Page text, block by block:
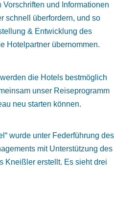
und Informationen
schnell überfordern, und so
& Entwicklung des
Hotelpartner übernommen.
die Hotels bestmöglich
unser Reiseprogramm
neu starten können.
wurde unter Federführung des
mit Unterstützung des
Kneißler erstellt. Es sieht drei